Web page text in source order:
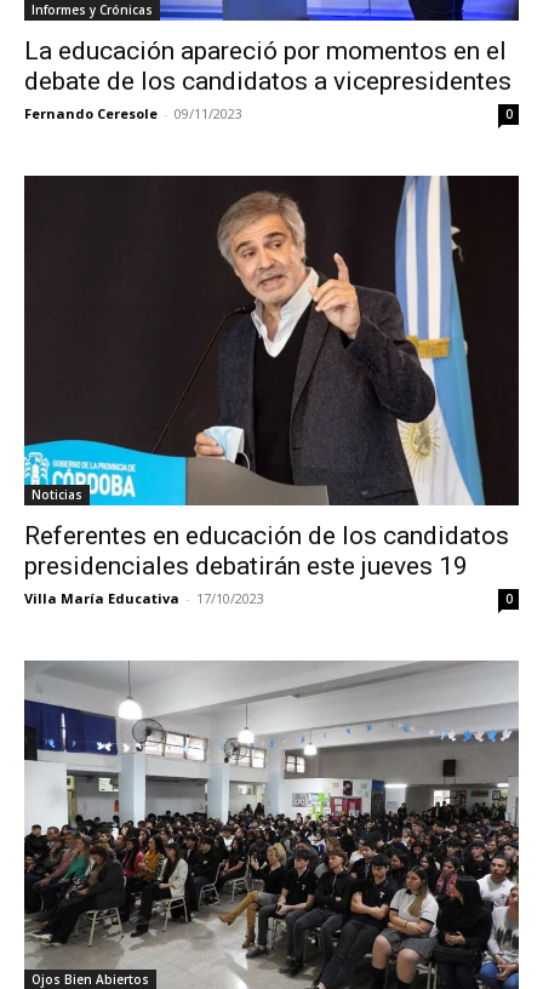
Informes y Crónicas
La educación apareció por momentos en el
debate de los candidatos a vicepresidentes
Fernando Ceresole - 09/11/2023 0
Noticias
Referentes en educación de los candidatos
presidenciales debatirán este jueves 19
Villa María Educativa - 17/10/2023 0
Ojos Bien Abiertos